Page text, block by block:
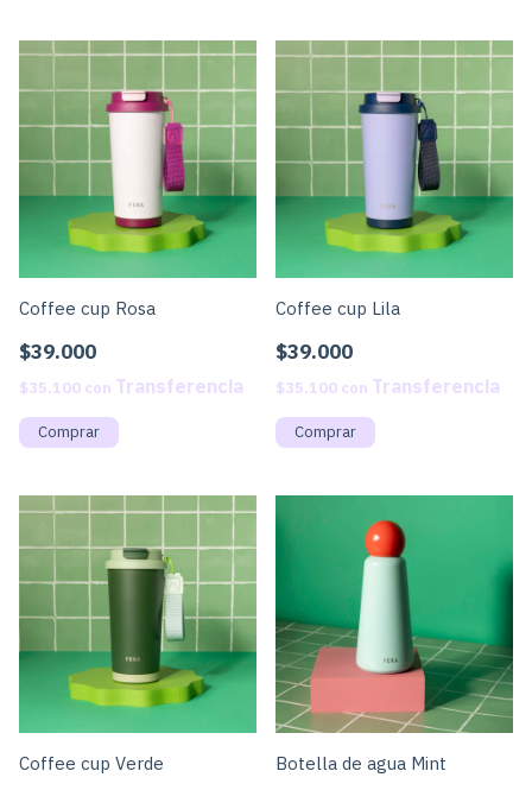
Coffee cup Rosa
$39.000
$35.100 con
Coffee cup Lila
$39.000
$35.100 con
Coffee cup Verde Botella de agua Mint